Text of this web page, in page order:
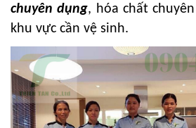
chuyên dụng, hóa chất
khu vực cần vệ sinh.